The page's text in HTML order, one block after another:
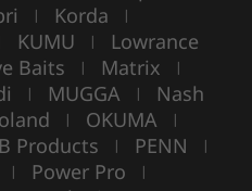
| Korda |
KUMU | Lowrance
Baits | Matrix |
| MUGGA | Nash
| OKUMA |
Products | PENN |
| Power Pro |